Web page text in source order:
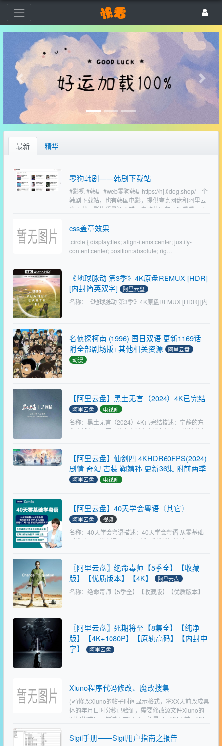
最新 精华
零狗韩剧——韩剧下载站
#影视 #韩剧 #web零狗韩剧https://hj.0dog.shop/一个
韩剧下载站，也有韩国电影，提供夸克网盘和阿里云
盘下载，影片质量还不错，喜欢韩剧的可以看看，无
css盖章效果
.circle { display:flex; align-items:center; justify-
content:center; position:absolute; rig…
《地球脉动 第3季》4K原盘REMUX [HDR]
[内封简英双字]
阿里云盘
名称：《地球脉动 第3季》4K原盘REMUX [HDR] [内
封简英双字]描述：?地球脉动 第三季的剧情简介 · · · ·
名侦探柯南 (1996) 国日双语 更新1169话
附全部剧场版+其他相关资源
阿里云盘
动漫
时不幸被团伙成员发现，击晕后喂了神奇的药水，
工…
【阿里云盘】黑土无言（2024）4K已完结
阿里云盘 电视剧
名称：黑土无言（2024）4K已完结描述：宁静的东
北小城澜河，因一桩离奇杀人案掀起波澜。当地著名
队长关宇（…
【阿里云盘】仙剑四 4KHDR60FPS(2024)
剧情 奇幻 古装 鞠婧祎 更新36集 附前两季
阿里云盘 电视剧
用望舒和羲和双剑网缚妖界，从中夺取灵力，引发人
妖大战，双方伤亡惨重。琼华派弟子云天青和…
【阿里云盘】40天学会粤语〖其它〗
阿里云盘 视频
名称：40天学会粤语描述：40天学会粤语 从零基础
到进阶开口说粤语！（广州话+香港话）链接：
〖阿里云盘〗绝命毒师【5季全】【收藏
版】【优质版本】【4K】
阿里云盘
名称：绝命毒师【5季全】【收藏版】【优质版本】
【4K】【英语】【内封双语特效/简中】描述：新墨西
〖阿里云盘〗死期将至【8集全】【纯净
版】【4K+1080P】【原轨高码】【内封中
字】
阿里云盘
饰）在某大型企业的面试中铩羽而归，祸不单行，生
活中接…
Xiuno程序代码修改、魔改搜集
(✔)修改Xiuno的帖子时间显示格式，将XX天前改成具
体的年月日时分秒已验证，需要修改源文件Xiuno的
时间格式显示的过于友好了，总是显示XX天前、XX
咋…
Sigil手册——Sigil用户指南之​报告